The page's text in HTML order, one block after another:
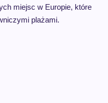
miejsc w Europie, które
plażami.